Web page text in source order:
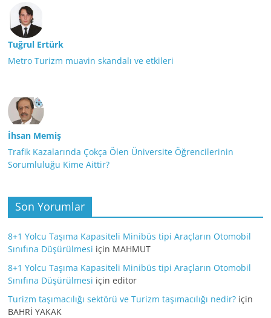
Tuğrul Ertürk
Metro Turizm muavin skandalı ve etkileri
İhsan Memiş
Trafik Kazalarında Çokça Ölen Üniversite Öğrencilerinin
Sorumluluğu Kime Aittir?
Son Yorumlar
8+1 Yolcu Taşıma Kapasiteli Minibüs tipi Araçların Otomobil
Sınıfına Düşürülmesi için MAHMUT
8+1 Yolcu Taşıma Kapasiteli Minibüs tipi Araçların Otomobil
Sınıfına Düşürülmesi içineditor
Turizm taşımacılığı sektörü ve Turizm taşımacılığı nedir? için
BAHRİ YAKAK